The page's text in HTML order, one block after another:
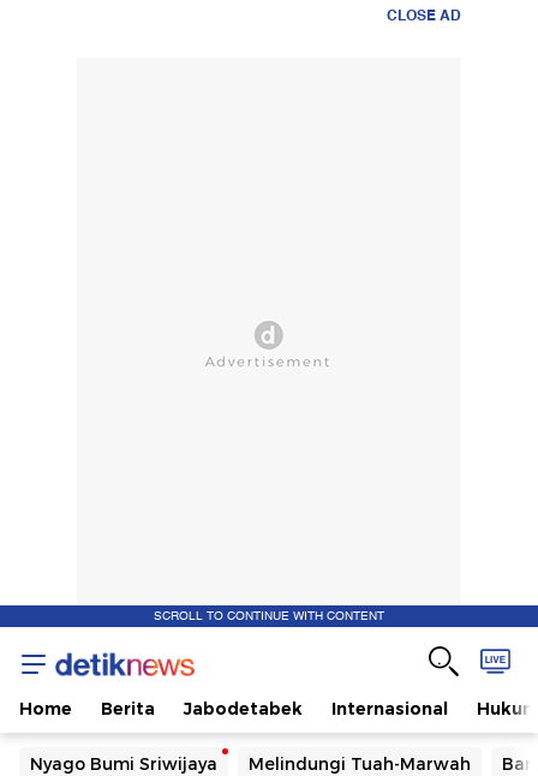
CLOSE AD
SCROLL TO CONTINUE WITH CONTENT
Home Berita Jabodetabek Internasional Hukum
Nyago Bumi Sriwijaya Melindungi Tuah-Marwah